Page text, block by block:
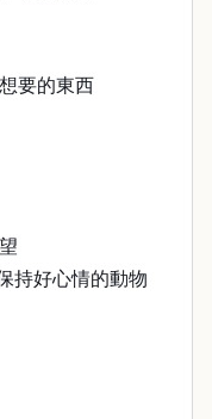
要的東西
持好心情的動物